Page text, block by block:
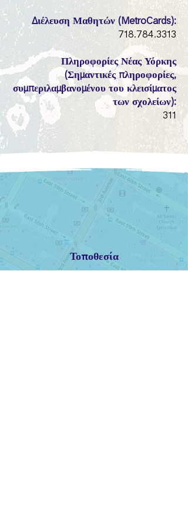
Διέλευση Μαθητών (MetroCards):
718.784.3313
Πληροφορίες Νέας Υόρκης
(Σημαντικές πληροφορίες,
συμπεριλαμβανομένου του κλεισίματος
των σχολείων):
311
Τοποθεσία